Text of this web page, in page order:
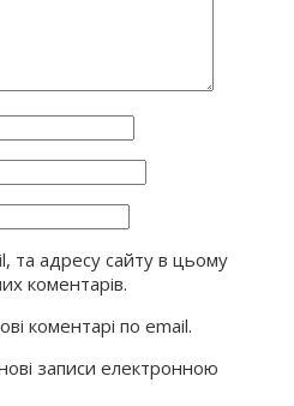
та адресу сайту в цьому
коментарів.
коментарі по email.
записи електронною